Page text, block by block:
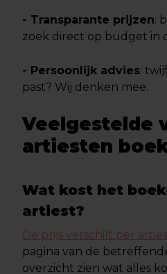
- Transparante prijzen:
zoek direct op budget in
- Persoonlijk advies:
past? Wij denken mee.
Veelgestelde
artiesten
Wat kost het
artiest?
De prijs verschilt per
pagina van de
overzicht zien wat alles